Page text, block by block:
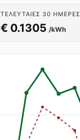
ΤΕΛΕΥΤΑΊΕΣ 30 ΗΜΈΡΕΣ
€ 0.1305 /kWh